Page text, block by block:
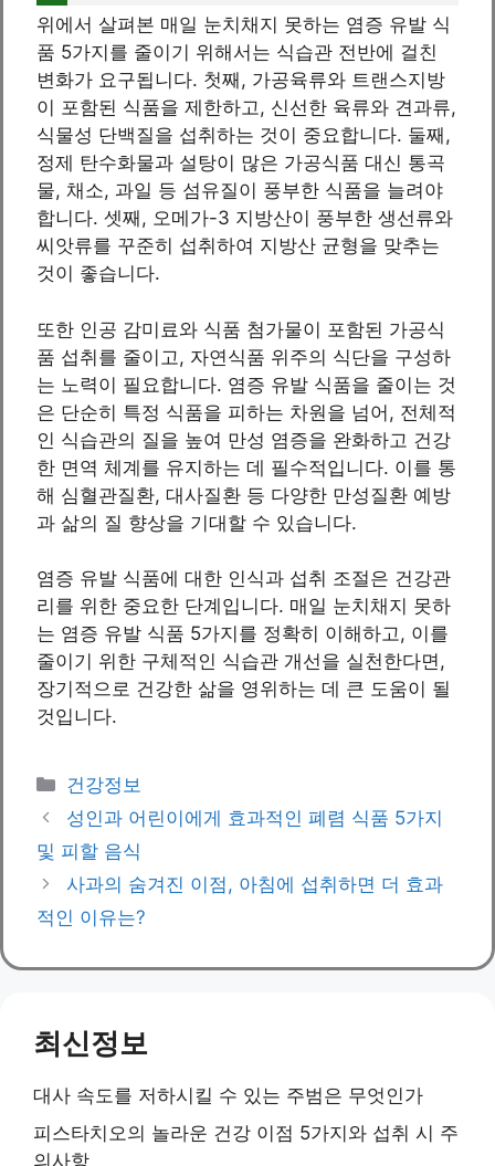
위에서 살펴본 매일 눈치채지 못하는 염증 유발 식
품 5가지를 줄이기 위해서는 식습관 전반에 걸친
변화가 요구됩니다. 첫째, 가공육류와 트랜스지방
이 포함된 식품을 제한하고, 신선한 육류와 견과류,
식물성 단백질을 섭취하는 것이 중요합니다. 둘째,
정제 탄수화물과 설탕이 많은 가공식품 대신 통곡
물, 채소, 과일 등 섬유질이 풍부한 식품을 늘려야
합니다. 셋째, 오메가-3 지방산이 풍부한 생선류와
씨앗류를 꾸준히 섭취하여 지방산 균형을 맞추는
것이 좋습니다.
또한 인공 감미료와 식품 첨가물이 포함된 가공식
품 섭취를 줄이고, 자연식품 위주의 식단을 구성하
는 노력이 필요합니다. 염증 유발 식품을 줄이는 것
은 단순히 특정 식품을 피하는 차원을 넘어, 전체적
인 식습관의 질을 높여 만성 염증을 완화하고 건강
한 면역 체계를 유지하는 데 필수적입니다. 이를 통
해 심혈관질환, 대사질환 등 다양한 만성질환 예방
과 삶의 질 향상을 기대할 수 있습니다.
염증 유발 식품에 대한 인식과 섭취 조절은 건강관
리를 위한 중요한 단계입니다. 매일 눈치채지 못하
는 염증 유발 식품 5가지를 정확히 이해하고, 이를
줄이기 위한 구체적인 식습관 개선을 실천한다면,
장기적으로 건강한 삶을 영위하는 데 큰 도움이 될
것입니다.
Categories
건강정보
성인과 어린이에게 효과적인 폐렴 식품 5가지
및 피할 음식
사과의 숨겨진 이점, 아침에 섭취하면 더 효과
적인 이유는?
최신정보
대사 속도를 저하시킬 수 있는 주범은 무엇인가
피스타치오의 놀라운 건강 이점 5가지와 섭취 시 주
의사항